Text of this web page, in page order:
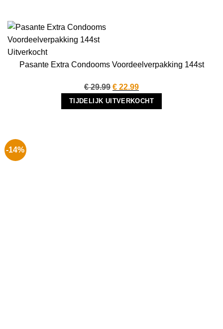
Uitverkocht
Pasante Extra Condooms Voordeelverpakking 144st
€29.99 Oorspronkelijke
prijs
was:
€ 22.99Huidige
prijs
is:
TIJDELIJK UITVERKOCHT
-14%